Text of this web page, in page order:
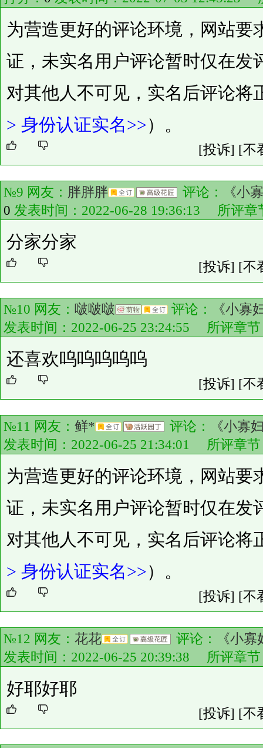
为营造更好的评论环境，网站要
证，未实名用户评论暂时仅在发
对其他人不可见，实名后评论将
> 身份认证实名>>）。
[投诉] [不
№9 网友： 胖胖胖 评论：
《小
0 发表时间：2022-06-28 19:36:13 所评章
分家分家
[投诉] [不
№10 网友： 啵啵啵 评论：
《小寡
发表时间：2022-06-25 23:24:55 所评章
还喜欢呜呜呜呜呜
[投诉] [不
№11 网友： 鲜* 评论：
《小寡
发表时间：2022-06-25 21:34:01 所评章
为营造更好的评论环境，网站要
证，未实名用户评论暂时仅在发
对其他人不可见，实名后评论将
> 身份认证实名>>）。
[投诉] [不
№12 网友： 花花 评论：
《小
发表时间：2022-06-25 20:39:38 所评章
好耶好耶
[投诉] [不